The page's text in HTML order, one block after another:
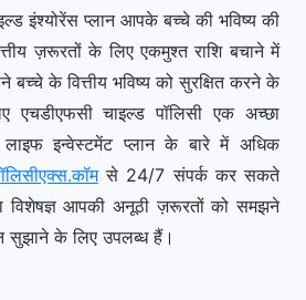
इंश्योरेंस प्लान आपके बच्चे की भविष्य की
ज़रूरतों के लिए एकमुश्त राशि बचाने में
के वित्तीय भविष्य को सुरक्षित करने के
एचडीएफसी चाइल्ड पॉलिसी एक अच्छा
इन्वेस्टमेंट प्लान के बारे में अधिक
से 24/7 संपर्क कर सकते
विशेषज्ञ आपकी अनूठी ज़रूरतों को समझने
सुझाने के लिए उपलब्ध हैं।